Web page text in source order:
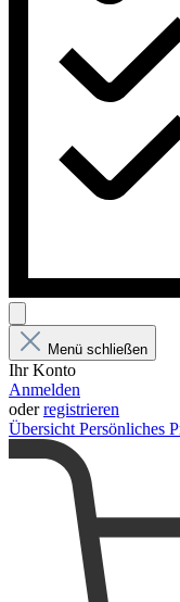
Menü schließen
Ihr Konto
Anmelden
oderregistrieren
Übersicht Persönliches